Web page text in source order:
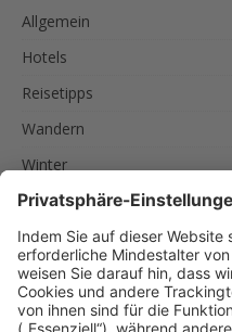
Allgemein
Hotels
Reisetipps
Wandern
Winter
SCHLAGWÖRTER
AKTIVURLAUB FAMILIEN
RADREISEN RADTOUREN